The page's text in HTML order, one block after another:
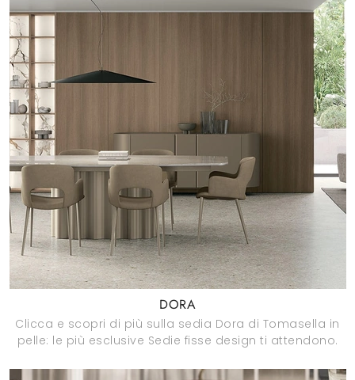
DORA
Clicca e scopri di più sulla sedia Dora di Tomasella in
pelle: le più esclusive Sedie fisse design ti attendono.